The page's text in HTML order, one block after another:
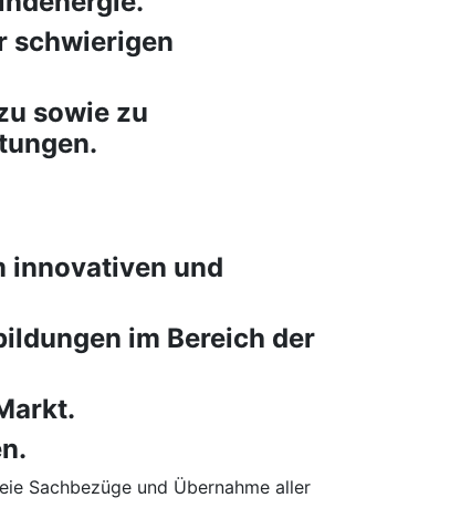
schwierigen
sowie zu
innovativen und
im Bereich der
Sachbezüge und Übernahme aller